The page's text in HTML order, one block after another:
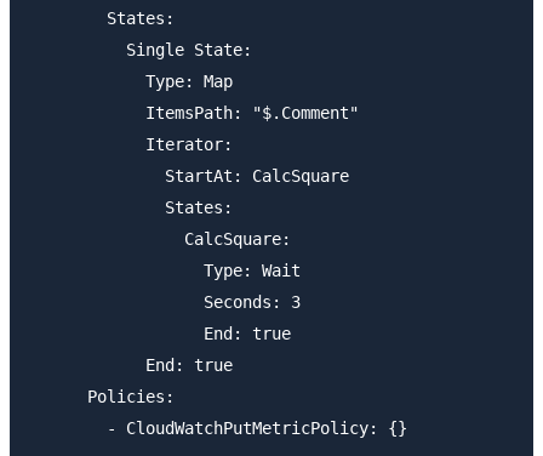
        States:
          Single State:
            Type: Map
            ItemsPath: "$.Comment"
            Iterator:
              StartAt: CalcSquare
              States:
                CalcSquare:
                  Type: Wait
                  Seconds: 3
                  End: true
            End: true
      Policies: